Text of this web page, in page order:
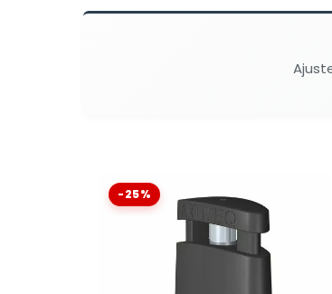
-25%